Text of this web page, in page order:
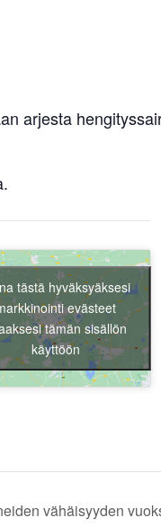
arjesta
tästä hyväksyäksesi
evästeet
tämän sisällön
käyttöön
vähäisyyden